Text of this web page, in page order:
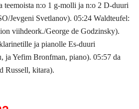
teemoista n:o 1 g-molli ja n:o 2 D-duuri
Jevgeni Svetlanov). 05:24 Waldteufel:
viihdeork./George de Godzinsky).
ja pianolle Es-duuri
ja Yefim Bronfman, piano). 05:57 da
Russell, kitara).